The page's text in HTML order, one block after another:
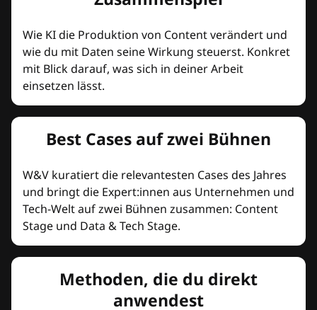
Wie KI die Produktion von Content verändert und
wie du mit Daten seine Wirkung steuerst. Konkret
mit Blick darauf, was sich in deiner Arbeit
einsetzen lässt.
Best Cases auf zwei Bühnen
W&V kuratiert die relevantesten Cases des Jahres
und bringt die Expert:innen aus Unternehmen und
Tech-Welt auf zwei Bühnen zusammen: Content
Stage und Data & Tech Stage.
Methoden, die du direkt
anwendest